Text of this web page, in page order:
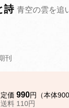
詩 青空の雲を追
刊
定価 990円（本体900
送料 110円